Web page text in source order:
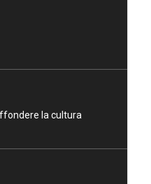
la cultura